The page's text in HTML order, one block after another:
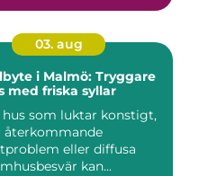
03. aug
i Malmö: Tryggare
med friska syllar
hus som luktar konstigt,
återkommande
eller diffusa
kan...